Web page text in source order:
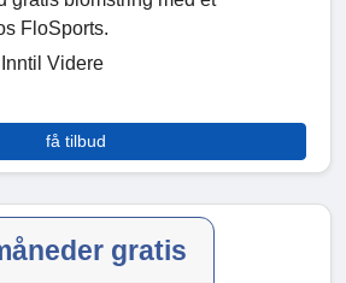
FloSports.
Videre
få tilbud
gratis